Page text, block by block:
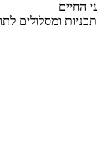
ומסלולים